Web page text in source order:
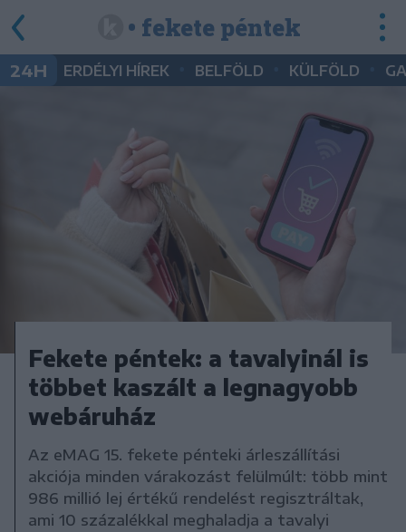
• fekete péntek
24H ERDÉLYI HÍREK BELFÖLD KÜLFÖLD
Fekete péntek: a tavalyinál is
többet kaszált a legnagyobb
webáruház
Az eMAG 15. fekete pénteki árleszállítási
akciója minden várakozást felülmúlt: több mint
986 millió lej értékű rendelést regisztráltak,
ami 10 százalékkal meghaladja a tavalyi